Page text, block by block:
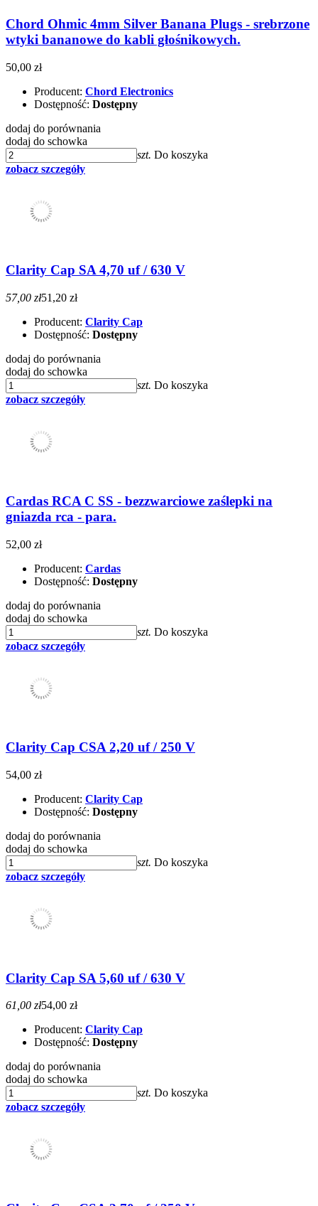
Chord Ohmic 4mm Silver Banana Plugs - srebrzone
wtyki bananowe do kabli głośnikowych.
50,00 zł
Producent: Chord Electronics
Dostępność: Dostępny
dodaj do porównania
dodaj do schowka
szt. Do koszyka
zobacz szczegóły
Clarity Cap SA 4,70 uf / 630 V
57,00 zł51,20 zł
Producent: Clarity Cap
Dostępność: Dostępny
dodaj do porównania
dodaj do schowka
szt. Do koszyka
zobacz szczegóły
Cardas RCA C SS - bezzwarciowe zaślepki na
gniazda rca - para.
52,00 zł
Producent: Cardas
Dostępność: Dostępny
dodaj do porównania
dodaj do schowka
szt. Do koszyka
zobacz szczegóły
Clarity Cap CSA 2,20 uf / 250 V
54,00 zł
Producent: Clarity Cap
Dostępność: Dostępny
dodaj do porównania
dodaj do schowka
szt. Do koszyka
zobacz szczegóły
Clarity Cap SA 5,60 uf / 630 V
61,00 zł54,00 zł
Producent: Clarity Cap
Dostępność: Dostępny
dodaj do porównania
dodaj do schowka
szt. Do koszyka
zobacz szczegóły